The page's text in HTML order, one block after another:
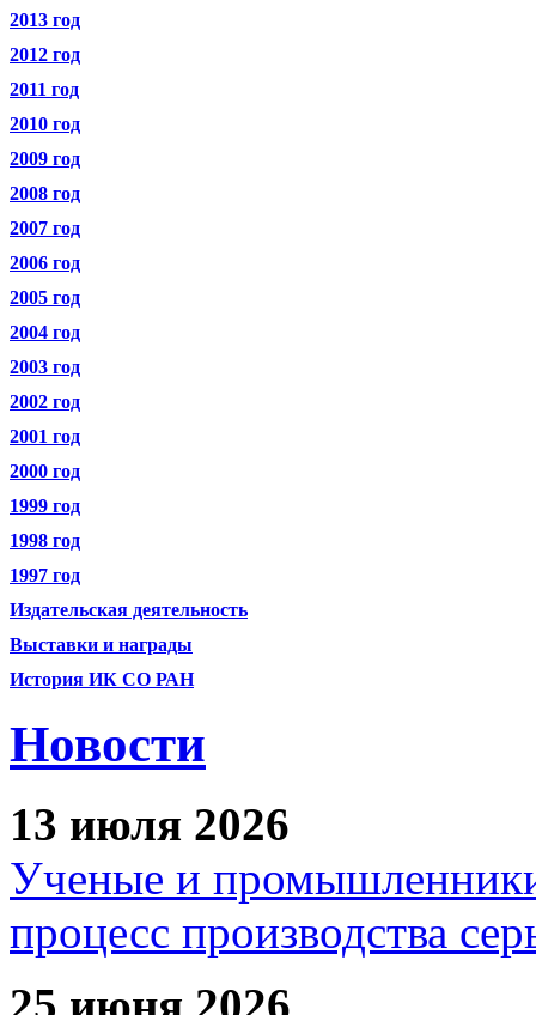
2013 год
2012 год
2011 год
2010 год
2009 год
2008 год
2007 год
2006 год
2005 год
2004 год
2003 год
2002 год
2001 год
2000 год
1999 год
1998 год
1997 год
Издательская деятельность
Выставки и награды
История ИК СО РАН
Новости
13 июля 2026
Ученые и
процесс производства
25 июня 2026